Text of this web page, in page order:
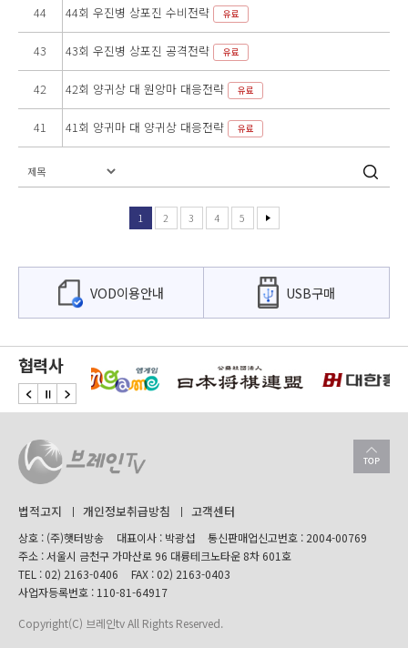
44 44회 우진병 상포진 수비전략 유료
43 43회 우진병 상포진 공격전략 유료
42 42회 양귀상 대 원앙마 대응전략 유료
41 41회 양귀마 대 양귀상 대응전략 유료
1 2 3 4 5
VOD이용안내 USB구매
협력사
법적고지 개인정보취급방침 고객센터
상호 : (주)햇터방송 대표이사 : 박광섭
통신판매업신고번호 : 2004-00769
주소 : 서울시 금천구 가마산로 96 대륭테크노타운 8차 601호
TEL : 02) 2163-0406
FAX : 02) 2163-0403
사업자등록번호 : 110-81-64917
Copyright(C) 브레인tv All Rights Reserved.